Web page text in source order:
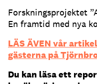
Forskningsprojektet
En framtid med nya
LÄS ÄVEN vår
gästerna på
Du kan läsa ett